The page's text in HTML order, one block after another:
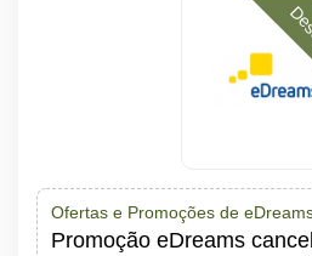
Ofertas e Promoções de
Promoção eDreams